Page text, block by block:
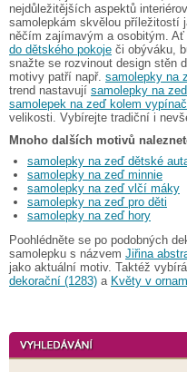
nejdůležitějších aspektů
samolepkám skvělou příležitostí
něčím zajímavým a osobitým. Ať
do dětského pokoje či obýváku,
snažte se rozvinout design stěn
motivy patří např. samolepky na
trend nastavují samolepky na
samolepek na zeď kolem
velikosti. Vybírejte tradiční i
Mnoho dalších motivů
samolepky na zeď dětské
samolepky na zeď minnie
samolepky na zeď vlčí máky
samolepky na zeď pro děti
samolepky na zeď hory
Poohlédněte se po podobných
samolepku s názvem Jiřina
jako aktuální motiv. Taktéž
dekorační (1283) a Květy v